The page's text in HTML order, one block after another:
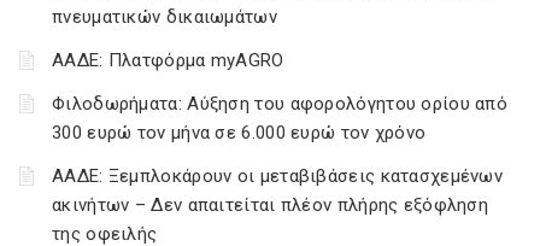
πνευματικών δικαιωμάτων
ΑΑΔΕ: Πλατφόρμα myAGRO
Φιλοδωρήματα: Αύξηση του αφορολόγητου ορίου από
300 ευρώ τον μήνα σε 6.000 ευρώ τον χρόνο
ΑΑΔΕ: Ξεμπλοκάρουν οι μεταβιβάσεις κατασχεμένων
ακινήτων – Δεν απαιτείται πλέον πλήρης εξόφληση
της οφειλής